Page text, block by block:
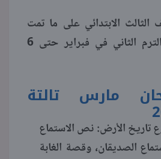
ملفاتالابتدائي على ما تمت
دراسته من بداية الترم الثاني في فبراير حتى 6
مارس تالتة
تاريخ الأرض: نص الاستماع
الصديقان، وقصة الغابة